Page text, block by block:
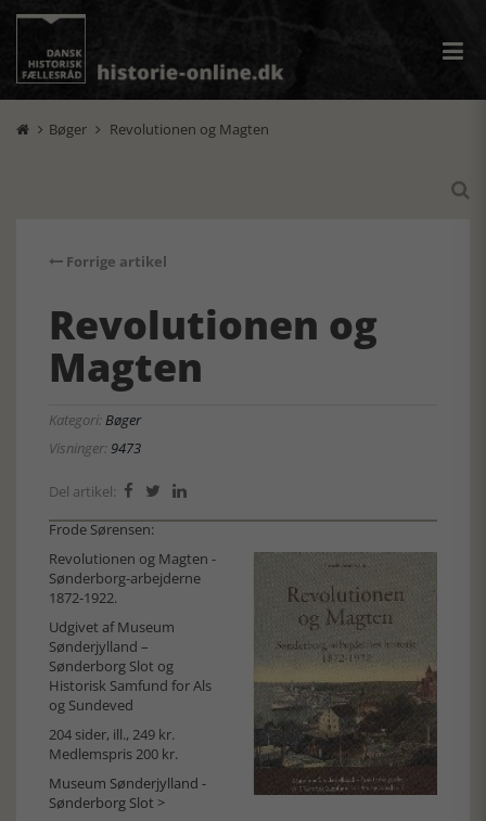
 Bøger  Revolutionen og Magten

Forrige artikel
Revolutionen og
Magten
Kategori:Bøger
Visninger:9473
Del artikel:   
Frode Sørensen:
Revolutionen og Magten -
Sønderborg-arbejderne
1872-1922.
Udgivet af Museum
Sønderjylland –
Sønderborg Slot og
Historisk Samfund for Als
og Sundeved
204 sider, ill., 249 kr.
Medlemspris 200 kr.
Museum Sønderjylland -
Sønderborg Slot >